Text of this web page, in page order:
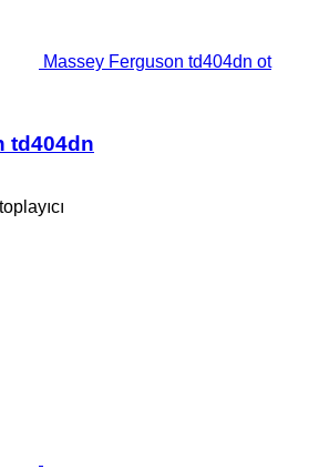
Massey Ferguson td404dn ot
td404dn